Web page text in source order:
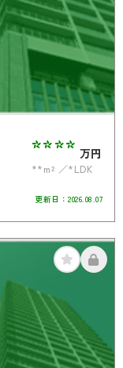
**** 万円
**m²
*LDK
更新日： 2026.08.07